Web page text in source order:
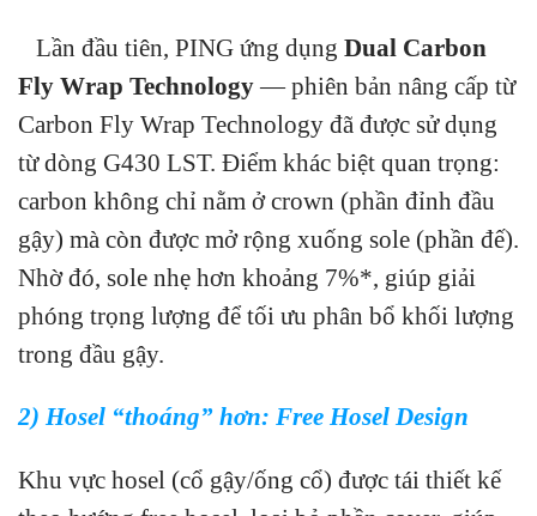
Lần đầu tiên, PING ứng dụng Dual Carbon
Fly Wrap Technology— phiên bản nâng cấp từ
Carbon Fly Wrap Technology đã được sử dụng
từ dòng G430 LST. Điểm khác biệt quan trọng:
carbon không chỉ nằm ở crown (phần đỉnh đầu
gậy) mà còn được mở rộng xuống sole (phần đế).
Nhờ đó, sole nhẹ hơn khoảng 7%*, giúp giải
phóng trọng lượng để tối ưu phân bổ khối lượng
trong đầu gậy.
2) Hosel “thoáng” hơn: Free Hosel Design
Khu vực hosel (cổ gậy/ống cổ) được tái thiết kế